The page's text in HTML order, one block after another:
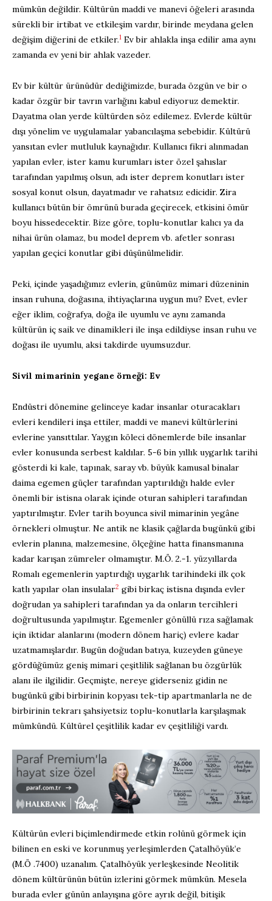
mümkün değildir. Kültürün maddi ve manevi öğeleri arasında
sürekli bir irtibat ve etkileşim vardır, birinde meydana gelen
değişim diğerini de etkiler.1 Ev bir ahlakla inşa edilir ama aynı
zamanda ev yeni bir ahlak vazeder.
Ev bir kültür ürünüdür dediğimizde, burada özgün ve bir o
kadar özgür bir tavrın varlığını kabul ediyoruz demektir.
Dayatma olan yerde kültürden söz edilemez. Evlerde kültür
dışı yönelim ve uygulamalar yabancılaşma sebebidir. Kültürü
yansıtan evler mutluluk kaynağıdır. Kullanıcı fikri alınmadan
yapılan evler, ister kamu kurumları ister özel şahıslar
tarafından yapılmış olsun, adı ister deprem konutları ister
sosyal konut olsun, dayatmadır ve rahatsız edicidir. Zira
kullanıcı bütün bir ömrünü burada geçirecek, etkisini ömür
boyu hissedecektir. Bize göre, toplu-konutlar kalıcı ya da
nihai ürün olamaz, bu model deprem vb. afetler sonrası
yapılan geçici konutlar gibi düşünülmelidir.
Peki, içinde yaşadığımız evlerin, günümüz mimari düzeninin
insan ruhuna, doğasına, ihtiyaçlarına uygun mu? Evet, evler
eğer iklim, coğrafya, doğa ile uyumlu ve aynı zamanda
kültürün iç saik ve dinamikleri ile inşa edildiyse insan ruhu ve
doğası ile uyumlu, aksi takdirde uyumsuzdur.
Sivil mimarinin yegane örneği: Ev
Endüstri dönemine gelinceye kadar insanlar oturacakları
evleri kendileri inşa ettiler, maddi ve manevi kültürlerini
evlerine yansıttılar. Yaygın köleci dönemlerde bile insanlar
evler konusunda serbest kaldılar. 5-6 bin yıllık uygarlık tarihi
gösterdi ki kale, tapınak, saray vb. büyük kamusal binalar
daima egemen güçler tarafından yaptırıldığı halde evler
önemli bir istisna olarak içinde oturan sahipleri tarafından
yaptırılmıştır. Evler tarih boyunca sivil mimarinin yegâne
örnekleri olmuştur. Ne antik ne klasik çağlarda bugünkü gibi
evlerin planına, malzemesine, ölçeğine hatta finansmanına
kadar karışan zümreler olmamıştır. M.Ö. 2.-1. yüzyıllarda
Romalı egemenlerin yaptırdığı uygarlık tarihindeki ilk çok
katlı yapılar olan insulalar2 gibi birkaç istisna dışında evler
doğrudan ya sahipleri tarafından ya da onların tercihleri
doğrultusunda yapılmıştır. Egemenler gönüllü rıza sağlamak
için iktidar alanlarını (modern dönem hariç) evlere kadar
uzatmamışlardır. Bugün doğudan batıya, kuzeyden güneye
gördüğümüz geniş mimari çeşitlilik sağlanan bu özgürlük
alanı ile ilgilidir. Geçmişte, nereye giderseniz gidin ne
bugünkü gibi birbirinin kopyası tek-tip apartmanlarla ne de
birbirinin tekrarı şahsiyetsiz toplu-konutlarla karşılaşmak
mümkündü. Kültürel çeşitlilik kadar ev çeşitliliği vardı.
Kültürün evleri biçimlendirmede etkin rolünü görmek için
bilinen en eski ve korunmuş yerleşimlerden Çatalhöyük’e
(M.Ö .7400) uzanalım. Çatalhöyük yerleşkesinde Neolitik
dönem kültürünün bütün izlerini görmek mümkün. Mesela
burada evler günün anlayışına göre ayrık değil, bitişik